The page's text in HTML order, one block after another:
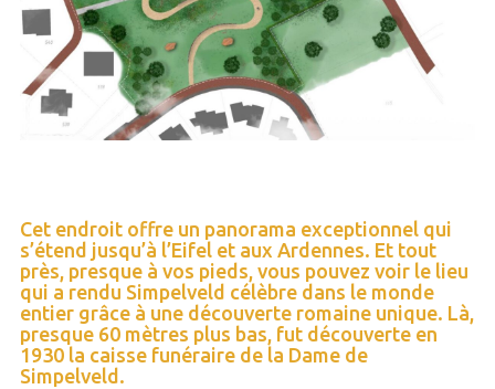
Cet endroit offre un panorama exceptionnel qui
s’étend jusqu’à l’Eifel et aux Ardennes. Et tout
près, presque à vos pieds, vous pouvez voir le lieu
qui a rendu Simpelveld célèbre dans le monde
entier grâce à une découverte romaine unique. Là,
presque 60 mètres plus bas, fut découverte en
1930 la caisse funéraire de la Dame de
Simpelveld.